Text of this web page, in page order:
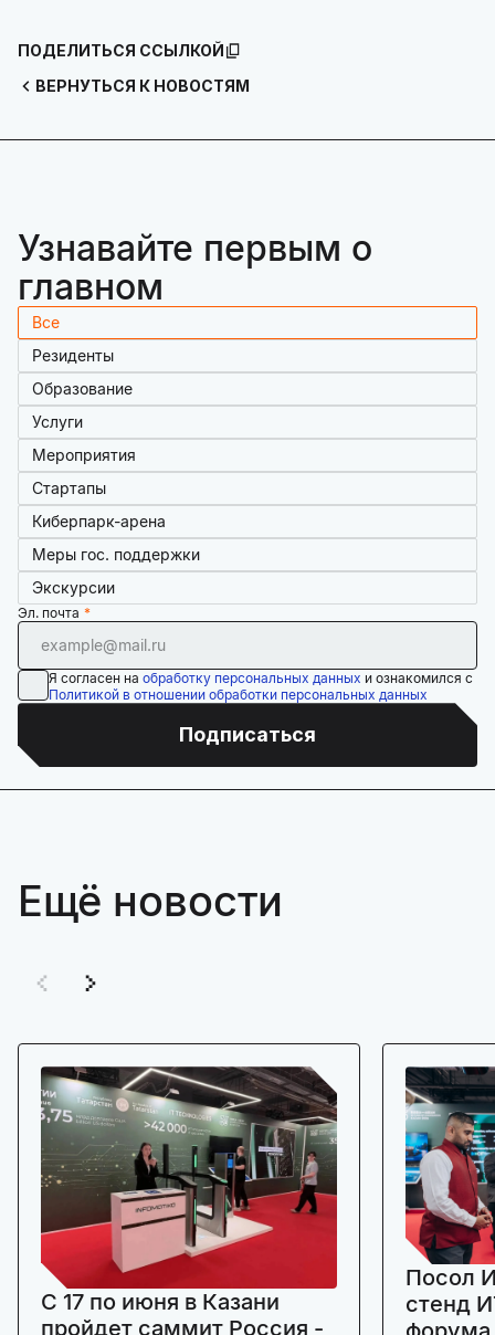
ВЕРНУТЬСЯ К НОВОСТЯМ
ПОДЕЛИТЬСЯ ССЫЛКОЙ
Узнавайте первым о
главном
Все
Резиденты
Образование
Услуги
Мероприятия
Стартапы
Киберпарк-арена
Меры гос. поддержки
Экскурсии
Эл. почта
Я согласен на обработку персональных данных и ознакомился с
Политикой в отношении обработки персональных данных
Подписаться
Ещё новости
C 17 по июня в Казани
пройдет саммит Россия -
Посол
стенд